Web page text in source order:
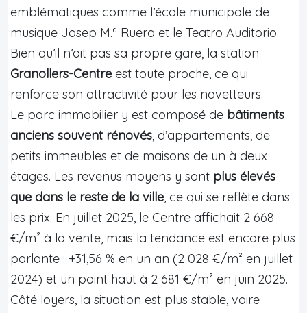
emblématiques comme l’école municipale de
musique Josep M.ª Ruera et le Teatro Auditorio.
Bien qu’il n’ait pas sa propre gare, la station
Granollers-Centre est toute proche, ce qui
renforce son attractivité pour les navetteurs.
Le parc immobilier y est composé de bâtiments
anciens souvent rénovés, d’appartements, de
petits immeubles et de maisons de un à deux
étages. Les revenus moyens y sont plus élevés
que dans le reste de la ville, ce qui se reflète dans
les prix. En juillet 2025, le Centre affichait 2 668
€/m² à la vente, mais la tendance est encore plus
parlante : +31,56 % en un an (2 028 €/m² en juillet
2024) et un point haut à 2 681 €/m² en juin 2025.
Côté loyers, la situation est plus stable, voire